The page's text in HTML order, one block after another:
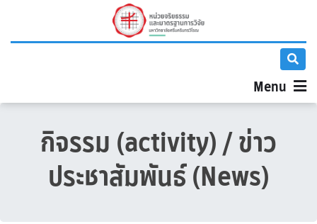
Menu
กิจรรม (activity) / ข่าว
ประชาสัมพันธ์ (News)